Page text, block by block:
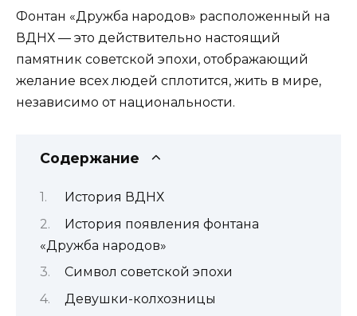
Фонтан «Дружба народов» расположенный на
ВДНХ — это действительно настоящий
памятник советской эпохи, отображающий
желание всех людей сплотится, жить в мире,
независимо от национальности.
Содержание
История ВДНХ
История появления фонтана
«Дружба народов»
Символ советской эпохи
Девушки-колхозницы